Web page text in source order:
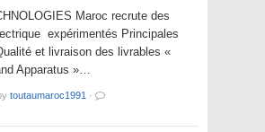
Maroc recrute des
expérimentés Principales
et livraison des livrables «
Apparatus »…
toutaumaroc1991 ·